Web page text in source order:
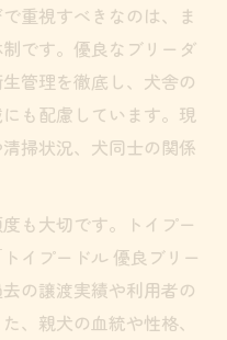
重視すべきなのは、ま
です。優良なブリーダ
管理を徹底し、犬舎の
も配慮しています。現
掃状況、犬同士の関係
も大切です。トイプー
イプードル 優良ブリー
の譲渡実績や利用者の
、親犬の血統や性格、